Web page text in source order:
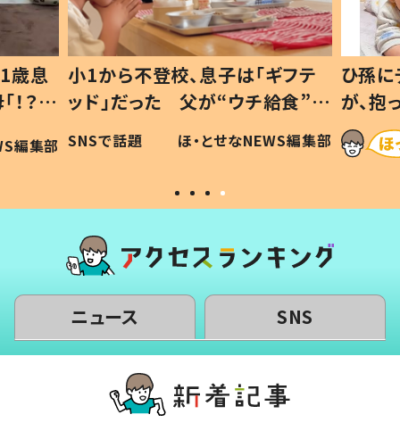
歳息
？」
編集部
小1から不登校、息子は「ギフテ
ッド」だった 父が“ウチ給食”を
作り続ける理由とは #令和の親
#令和の子
SNSで話題 ほ・とせなNEWS編集部
ひ孫
が、
「涙が
い」
ニュース SNS